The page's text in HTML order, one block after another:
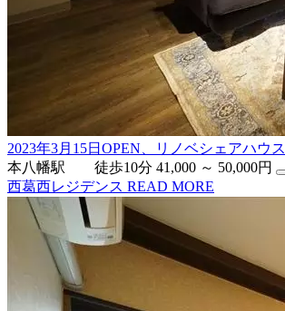
2023年3月15日OPEN、リノベシェアハウス
本八幡駅 徒歩10分 41,000 ～ 50,000円
西葛西レジデンス READ MORE